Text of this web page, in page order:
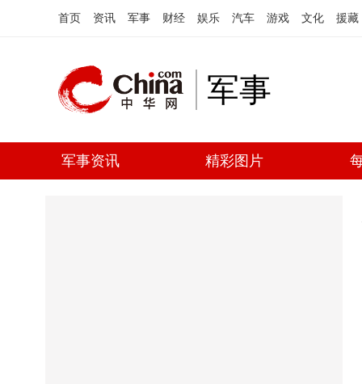
首页 资讯 军事 财经 娱乐 汽车 游戏 文化 援藏
军事
军事资讯 精彩图片